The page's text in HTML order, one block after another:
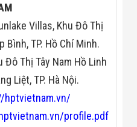
Villas, Khu Đô Thị
Bình, TP. Hồ Chí Minh.
Đô Thị Tây Nam Hồ Linh
Liệt, TP. Hà Nội.
hptvietnam.vn/
profile.pdf